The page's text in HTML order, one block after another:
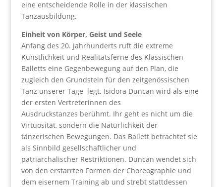
eine entscheidende Rolle in der klassischen
Tanzausbildung.
Einheit von Körper, Geist und Seele
Anfang des 20. Jahrhunderts ruft die extreme
Künstlichkeit und Realitätsferne des Klassischen
Balletts eine Gegenbewegung auf den Plan, die
zugleich den Grundstein für den zeitgenössischen
Tanz unserer Tage legt. Isidora Duncan wird als eine
der ersten Vertreterinnen des
Ausdruckstanzes berühmt. Ihr geht es nicht um die
Virtuosität, sondern die Natürlichkeit der
tänzerischen Bewegungen. Das Ballett betrachtet sie
als Sinnbild gesellschaftlicher und
patriarchalischer Restriktionen. Duncan wendet sich
von den erstarrten Formen der Choreographie und
dem eisernem Training ab und strebt stattdessen